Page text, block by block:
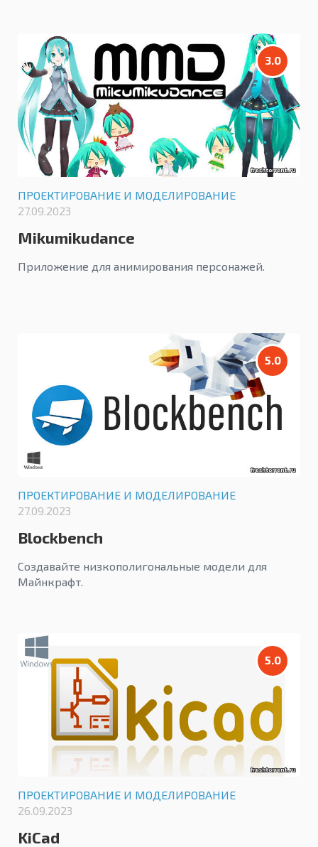
3.0
ПРОЕКТИРОВАНИЕ И МОДЕЛИРОВАНИЕ
27.09.2023
Mikumikudance
Приложение для анимирования персонажей.
5.0
ПРОЕКТИРОВАНИЕ И МОДЕЛИРОВАНИЕ
27.09.2023
Blockbench
Создавайте низкополигональные модели для
Майнкрафт.
5.0
ПРОЕКТИРОВАНИЕ И МОДЕЛИРОВАНИЕ
26.09.2023
KiCad